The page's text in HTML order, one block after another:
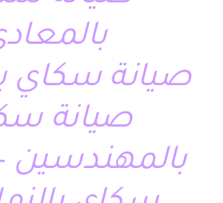
صيانة سكاي
صيانة
بالمهندسين